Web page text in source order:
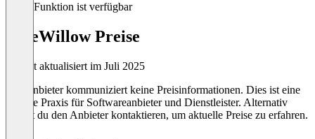
Diese Funktion ist verfügbar
BlueWillow Preise
Zuletzt aktualisiert im Juli 2025
Der Anbieter kommuniziert keine Preisinformationen. Dies ist eine
übliche Praxis für Softwareanbieter und Dienstleister. Alternativ
kannst du den Anbieter kontaktieren, um aktuelle Preise zu erfahren.